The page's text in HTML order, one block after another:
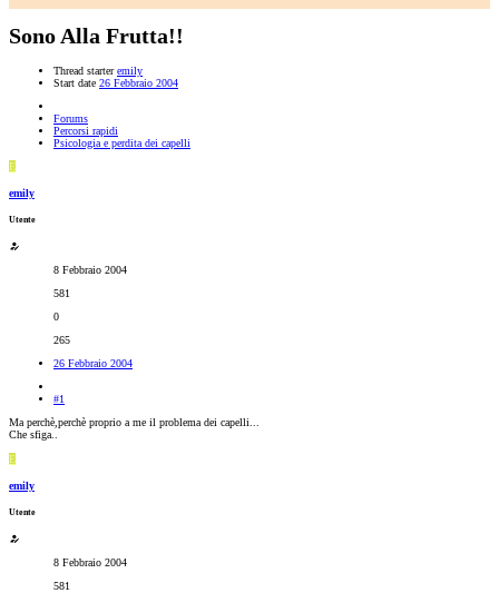
Sono Alla Frutta!!
Thread starter emily
Start date 26 Febbraio 2004
Forums
Percorsi rapidi
Psicologia e perdita dei capelli
E
emily
Utente
8 Febbraio 2004
581
0
265
26 Febbraio 2004
#1
Ma perchè,perchè proprio a me il problema dei capelli...
Che sfiga..
E
emily
Utente
8 Febbraio 2004
581